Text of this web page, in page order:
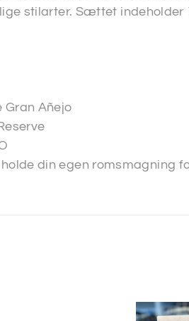
stilarter. Sættet indeholder
Gran Añejo
din egen romsmagning